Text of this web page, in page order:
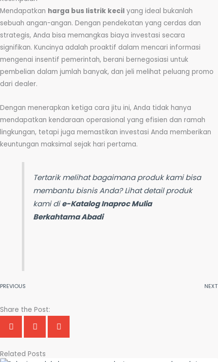
Mendapatkan harga bus listrik kecil yang ideal bukanlah
sebuah angan-angan. Dengan pendekatan yang cerdas dan
strategis, Anda bisa memangkas biaya investasi secara
signifikan. Kuncinya adalah proaktif dalam mencari informasi
mengenai insentif pemerintah, berani bernegosiasi untuk
pembelian dalam jumlah banyak, dan jeli melihat peluang promo
dari dealer.
Dengan menerapkan ketiga cara jitu ini, Anda tidak hanya
mendapatkan kendaraan operasional yang efisien dan ramah
lingkungan, tetapi juga memastikan investasi Anda memberikan
keuntungan maksimal sejak hari pertama.
Tertarik melihat bagaimana produk kami bisa
membantu bisnis Anda? Lihat detail produk
kami die-Katalog Inaproc Mulia
Berkahtama Abadi
PREVIOUS NEXT
Share the Post:
Related Posts